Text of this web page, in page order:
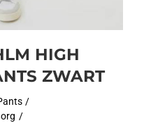
HIGH
ZWART